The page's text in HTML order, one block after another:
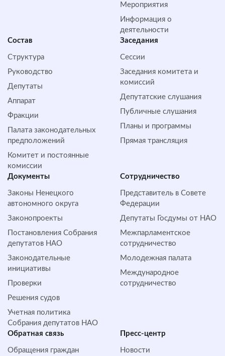
Мероприятия
Информация о
деятельности
Состав
Структура
Руководство
Депутаты
Аппарат
Фракции
Палата законодательных
предположений
Комитет и постоянные
комиссии
Заседания
Сессии
Заседания комитета и
комиссий
Депутатские слушания
Публичные слушания
Планы и программы
Прямая трансляция
Документы
Законы Ненецкого
автономного округа
Законопроекты
Постановления Собрания
депутатов НАО
Законодательные
инициативы
Проверки
Решения судов
Учетная политика
Собрания депутатов НАО
Сотрудничество
Представитель в Совете
Федерации
Депутаты Госдумы от НАО
Межпарламентское
сотрудничество
Молодежная палата
Международное
сотрудничество
Обратная cвязь
Обращения граждан
Пресс-центр
Новости